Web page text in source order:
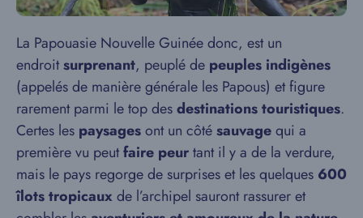
La Papouasie Nouvelle Guinée donc, est un
endroitsurprenant, peuplé de peuples indigènes
(appelés de manière générale les Papous) et figure
rarement parmi le top desdestinations touristiques.
Certes les paysagesont un côtésauvagequi a
première vu peutfaire peurtant il y a de la verdure,
mais le pays regorge de surprises et les quelques 600
îlots tropicaux de l’archipel sauront rassurer et